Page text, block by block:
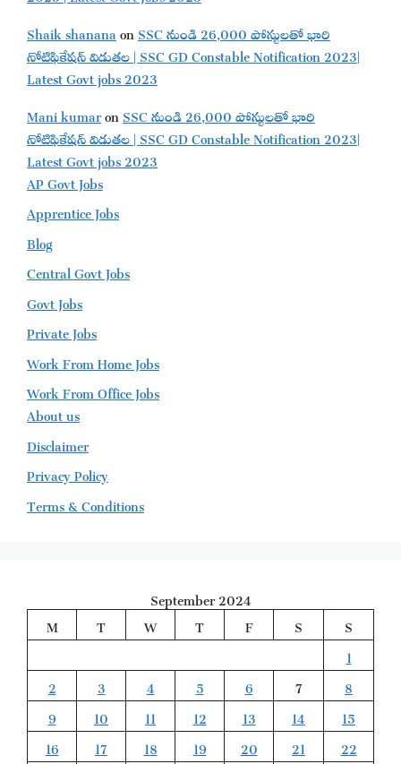
Shaik shananaonSSC నుండి 26,000 పోస్టులతో భారి
నోటిఫికేషన్ విడుతల | SSC GD Constable Notification 2023|
Latest Govt jobs 2023
Mani kumaronSSC నుండి 26,000 పోస్టులతో భారి
నోటిఫికేషన్ విడుతల | SSC GD Constable Notification 2023|
Latest Govt jobs 2023
AP Govt Jobs
Apprentice Jobs
Blog
Central Govt Jobs
Govt Jobs
Private Jobs
Work From Home Jobs
Work From Office Jobs
About us
Disclaimer
Privacy Policy
Terms & Conditions
September 2024
M
T W T F S
S
1
2
3 4 5 6 7
8
9
10 11 12 13 14
15
16
17 18 19 20 21
22